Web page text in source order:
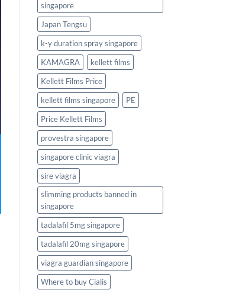
singapore
Japan Tengsu
k-y duration spray singapore
KAMAGRA
kellett films
Kellett Films Price
kellett films singapore
PE
Price Kellett Films
provestra singapore
singapore clinic viagra
sire viagra
slimming products banned in
singapore
tadalafil 5mg singapore
tadalafil 20mg singapore
viagra guardian singapore
Where to buy Cialis